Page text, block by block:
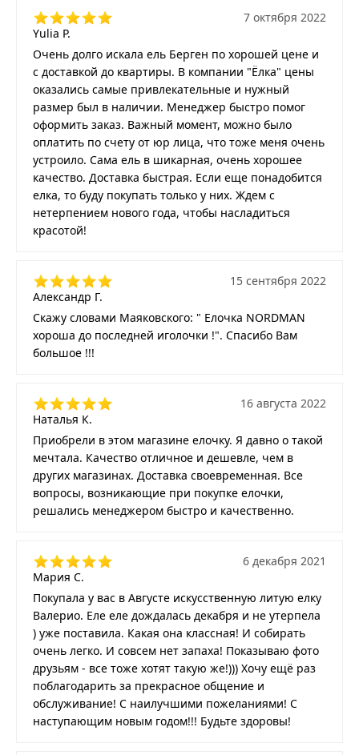
Yulia P.
7 октября 2022
Очень долго искала ель Берген по хорошей цене и
с доставкой до квартиры. В компании "Ёлка" цены
оказались самые привлекательные и нужный
размер был в наличии. Менеджер быстро помог
оформить заказ. Важный момент, можно было
оплатить по счету от юр лица, что тоже меня очень
устроило. Сама ель в шикарная, очень хорошее
качество. Доставка быстрая. Если еще понадобится
елка, то буду покупать только у них. Ждем с
нетерпением нового года, чтобы насладиться
красотой!
Александр Г.
15 сентября 2022
Скажу словами Маяковского: " Елочка NORDMAN
хороша до последней иголочки !". Спасибо Вам
большое !!!
Наталья К.
16 августа 2022
Приобрели в этом магазине елочку. Я давно о такой
мечтала. Качество отличное и дешевле, чем в
других магазинах. Доставка своевременная. Все
вопросы, возникающие при покупке елочки,
решались менеджером быстро и качественно.
Мария С.
6 декабря 2021
Покупала у вас в Августе искусственную литую елку
Валерио. Еле еле дождалась декабря и не утерпела
) уже поставила. Какая она классная! И собирать
очень легко. И совсем нет запаха! Показываю фото
друзьям - все тоже хотят такую же!))) Хочу ещё раз
поблагодарить за прекрасное общение и
обслуживание! С наилучшими пожеланиями! С
наступающим новым годом!!! Будьте здоровы!